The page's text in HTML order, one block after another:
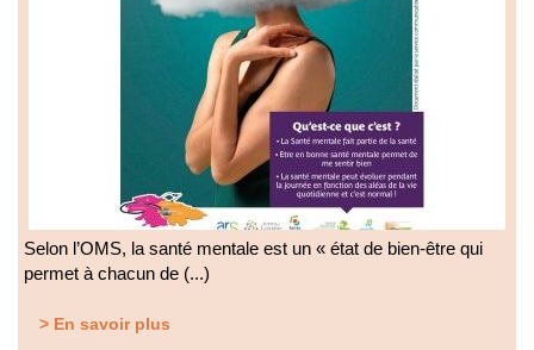
Selon l’OMS, la santé mentale est un « état de bien-être qui
permet à chacun de (...)
> En savoir plus